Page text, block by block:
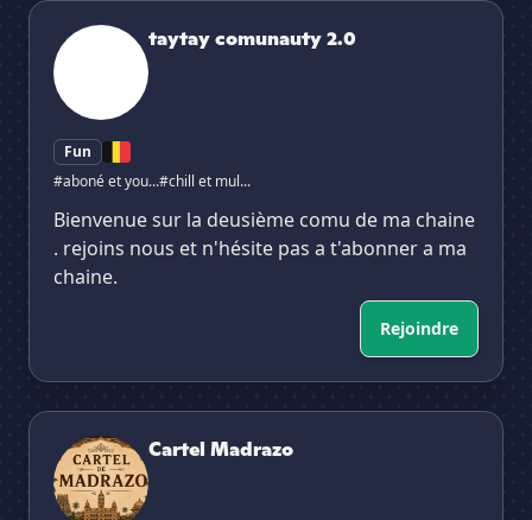
taytay comunauty 2.0
taytay comunauty 2.0
Fun
#aboné et you...#chill et mul...
Bienvenue sur la deusième comu de ma chaine
. rejoins nous et n'hésite pas a t'abonner a ma
chaine.
Rejoindre
Cartel Madrazo
Cartel Madrazo